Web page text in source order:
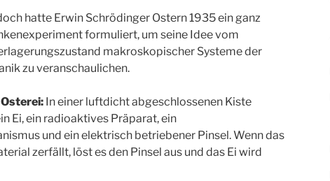
hatte Erwin Schrödinger Ostern 1935 ein ganz
formuliert, um seine Idee vom
makroskopischer Systeme der
zu veranschaulichen.
In einer luftdicht abgeschlossenen Kiste
Ei, ein radioaktives Präparat, ein
und ein elektrisch betriebener Pinsel. Wenn das
zerfällt, löst es den Pinsel aus und das Ei wird